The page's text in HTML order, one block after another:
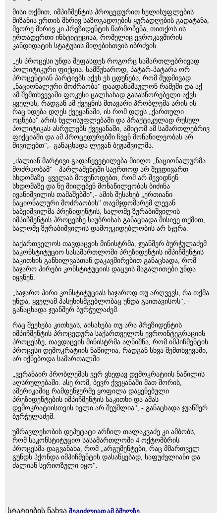
მისი თქმით, იმპიჩმენტის პროცედურით ხელისუფლების
მიზანია ერთის მხრივ საზოგადოების ყურადღების გადატანა,
მეორე მხრივ კი პრეზიდენტის წარმოჩენა, თითქოს ის
ერთადერთი ინსტიტუციაა, რომელიც ევროკავშირის
კანდიდატის სტატუსის მიღებისთვის იბრძვის.
„ეს პროცესი უნდა შეფასდეს როგორც სამართლებრივად
პოლიტიკური ფიქცია. სამწუხაროდ, პატარ-პატარა ორ
პროცენტიან პარტიებს აქვს ეს ცდუნება, რომ მუდმივად
„ნაციონალური მოძრაობა" დაადანაშაულონ რამეში და აქ
ამ შემთხვევაში ფოკუსი ცალსახად გასასწორებელი აქვს
ყველას, რადგან ამ ქვეყნის მთავარი პრობლემა არის ის
რაც ხდება დღეს ქვეყანაში, ის რომ დღეს „ქართული
ოცნება" არის ხელისუფლებაში და პრაქტიკულად რუსულ
პოლიტიკას ასრულებს ქვეყანაში, ამიტომ ამ სამართლებრივ
ფიქციაში და ამ პროცედურებში ჩვენ მონაწილეობას არ
მივიღებთ",- განაცხადა ლევან ბეჟაშვილმა.
„ძალიან მარტივი გადაწყვეტილება მიიღო „ნაციონალურმა
მოძრაობამ" - პარლამენტში საერთოდ არ შევდივართ
სხდომაზე. ყველას მოვუწოდებთ, რომ არ შევიდნენ
სხდომაზე და ნუ მიიღებენ მონაწილეობას ბიძინა
ივანიშვილის თამაშებში",- ამის შესახებ „ერთიანი
ნაციონალური მოძრაობის" თავმჯდომარემ ლევან
ხაბეიშვილმა პრეზიდენტის, სალომე ზურაბიშვილის
იმპიჩმენტის პროცესზე საუბრისას განაცხადა.მისივე თქმით,
სალომე ზურაბიშვილის დამოუკიდებლობის არ სჯერა.
საქართველოს თავდაცვის მინისტრმა, ჯუანშერ ბურჭულაძემ
საკონსტიტუციო სასამართლოში პრეზიდენტის იმპიჩმენტის
საკითხის განხილვასთან დაკავშირებით განაცხადა, რომ
საჯარო პირები კონსტიტუციის დაცვის მაგალითები უნდა
იყვნენ.
„საჯარო პირი კონსტიტუციას საჯაროდ თუ არღვევს, რა თქმა
უნდა, ყველამ პასუხისმგებლობაც უნდა გაითავისოს", -
განაცხადა ჯუანშერ ბურჭულაძემ.
რაც შეეხება კითხვას, აისახება თუ არა პრეზიდენტის
იმპიჩმენტის პროცედურა საქართველოს ევროინტეგრაციის
პროცესზე, თავდაცვის მინისტრმა აღნიშნა, რომ იმპიჩმენტის
პროცესი დემოკრატიის ნაწილია, რადგან სხვა შემთხვევაში,
არ იქნებოდა სამართალში.
„ვერანაირ პრობლემას ვერ ვხედავ დემოკრატიის ნაწილის
აღსრულებაში. ასე რომ, ბევრ ქვეყანაში მათ შორის,
ამერიკაშიც რამდენჯერმე ყოფილა დაყენებული
პრეზიდენტების იმპიჩმენტის საკითხი და ამას
დემოკრატიისთვის ხელი არ შეუშლია", - განაცხადა ჯუანშერ
ბურჭულაძემ.
უმრავლესობის დეპუტატი არჩილ თალაკვაძე კი ამბობს,
რომ საკონსტიტუციო სასამართლოში 4 ოქტომბრის
პროცესმა დაგვანახა, რომ „არგუმენტები, რაც მმართველ
გუნდს ჰქონდა იმპიჩმენტის დასაწყებად, საფუძვლიანი და
ძალიან სერიოზული იყო".
სტატიების ნახვა შეგიძლიათ ამ ბმულზე